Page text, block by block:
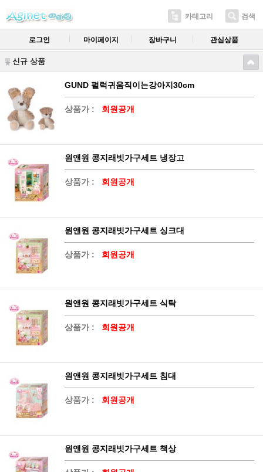
카테고리 검색
로그인 마이페이지 장바구니 관심상품
신규 상품
GUND 펄럭귀움직이는강아지30cm
상품가 : 회원공개
원앤원 콩지래빗가구세트 냉장고
상품가 : 회원공개
원앤원 콩지래빗가구세트 싱크대
상품가 : 회원공개
원앤원 콩지래빗가구세트 식탁
상품가 : 회원공개
원앤원 콩지래빗가구세트 침대
상품가 : 회원공개
원앤원 콩지래빗가구세트 책상